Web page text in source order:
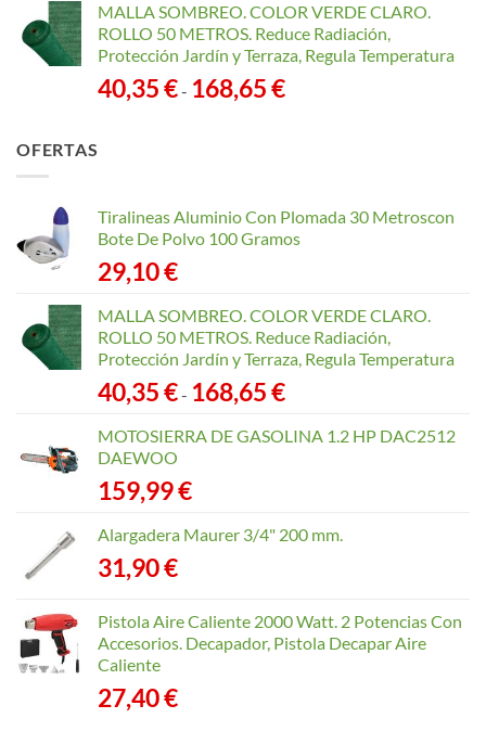
MALLA SOMBREO. COLOR VERDE CLARO.
ROLLO 50 METROS. Reduce Radiación,
Protección Jardín y Terraza, Regula Temperatura
40,35€- 168,65€Rango
168,65 €
OFERTAS
Tiralineas Aluminio Con Plomada 30 Metroscon
Bote De Polvo 100 Gramos
29,10€
MALLA SOMBREO. COLOR VERDE CLARO.
ROLLO 50 METROS. Reduce Radiación,
Protección Jardín y Terraza, Regula Temperatura
40,35€- 168,65€Rango
precios:
MOTOSIERRA DE GASOLINA 1.2 HP DAC2512
DAEWOO
159,99€
Alargadera Maurer 3/4" 200 mm.
31,90€
Pistola Aire Caliente 2000 Watt. 2 Potencias Con
Accesorios. Decapador, Pistola Decapar Aire
Caliente
27,40€